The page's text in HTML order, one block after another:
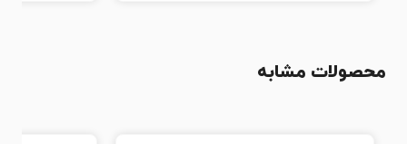
محصولات مشابه